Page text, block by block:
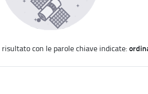
con le parole chiave indicate: